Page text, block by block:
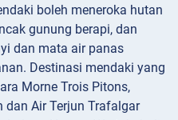
boleh meneroka hutan
gunung berapi, dan
dan mata air panas
Destinasi mendaki yang
Morne Trois Pitons,
dan Air Terjun Trafalgar